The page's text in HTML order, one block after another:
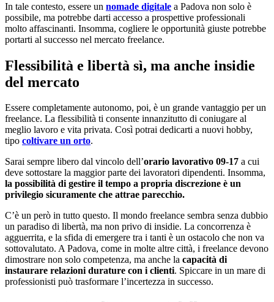
In tale contesto, essere un nomade digitale a Padova non solo è
possibile, ma potrebbe darti accesso a prospettive professionali
molto affascinanti. Insomma, cogliere le opportunità giuste potrebbe
portarti al successo nel mercato freelance.
Flessibilità e libertà sì, ma anche insidie
del mercato
Essere completamente autonomo, poi, è un grande vantaggio per un
freelance. La flessibilità ti consente innanzitutto di coniugare al
meglio lavoro e vita privata. Così potrai dedicarti a nuovi hobby,
tipo coltivare un orto.
Sarai sempre libero dal vincolo dell’orario lavorativo 09-17 a cui
deve sottostare la maggior parte dei lavoratori dipendenti. Insomma,
la possibilità di gestire il tempo a propria discrezione è un
privilegio sicuramente che attrae parecchio.
C’è un però in tutto questo. Il mondo freelance sembra senza dubbio
un paradiso di libertà, ma non privo di insidie. La concorrenza è
agguerrita, e la sfida di emergere tra i tanti è un ostacolo che non va
sottovalutato. A Padova, come in molte altre città, i freelance devono
dimostrare non solo competenza, ma anche la capacità di
instaurare relazioni durature con i clienti. Spiccare in un mare di
professionisti può trasformare l’incertezza in successo.